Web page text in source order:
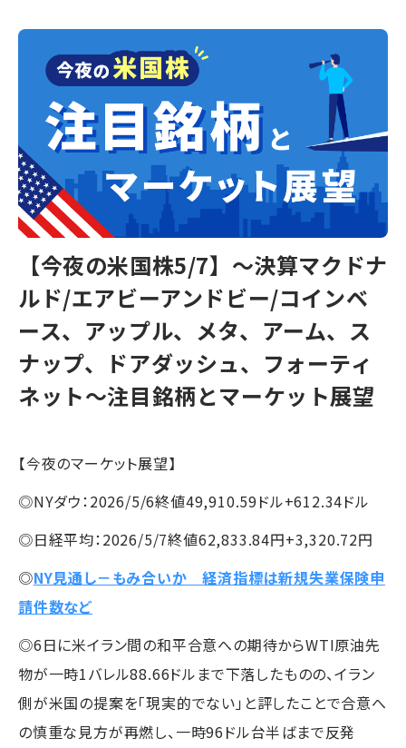
【今夜の米国株5/7】～決算マクドナ
ルド/エアビーアンドビー/コインベ
ース、アップル、メタ、アーム、ス
ナップ、ドアダッシュ、フォーティ
ネット～注目銘柄とマーケット展望
【今夜のマーケット展望】
◎NYダウ：2026/5/6終値49,910.59ドル+612.34ドル
◎日経平均：2026/5/7終値62,833.84円+3,320.72円
◎NY見通し－もみ合いか 経済指標は新規失業保険申
請件数など
◎6日に米イラン間の和平合意への期待からWTI原油先
物が一時1バレル88.66ドルまで下落したものの、イラン
側が米国の提案を「現実的でない」と評したことで合意へ
の慎重な見方が再燃し、一時96ドル台半ばまで反発